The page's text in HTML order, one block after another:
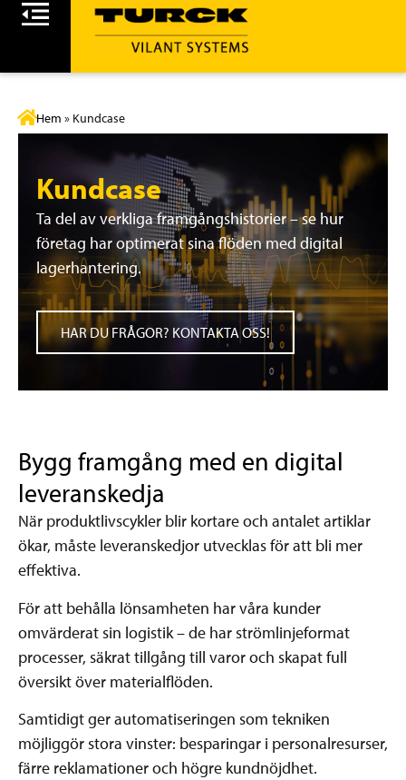
Hem » Kundcase
Kundcase
Ta del av verkliga framgångshistorier – se hur
företag har optimerat sina flöden med digital
lagerhantering.
HAR DU FRÅGOR? KONTAKTA OSS!
Bygg framgång med en digital
leveranskedja
När produktlivscykler blir kortare och antalet artiklar
ökar, måste leveranskedjor utvecklas för att bli mer
effektiva.
För att behålla lönsamheten har våra kunder
omvärderat sin logistik – de har strömlinjeformat
processer, säkrat tillgång till varor och skapat full
översikt över materialflöden.
Samtidigt ger automatiseringen som tekniken
möjliggör stora vinster: besparingar i personalresurser,
färre reklamationer och högre kundnöjdhet.